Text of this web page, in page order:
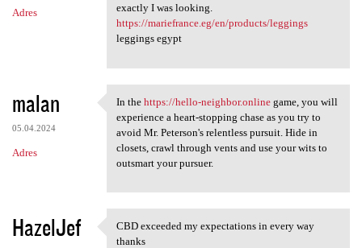
Adres
exactly I was looking.
https://mariefrance.eg/en/products/leggings
leggings egypt
malan
05.04.2024
Adres
In the https://hello-neighbor
In the https://hello-neighbor.onlinegame, you will
experience a heart-stopping chase as you try to
avoid Mr. Peterson's relentless pursuit. Hide in
closets, crawl through vents and use your wits to
outsmart your pursuer.
HazelJef CBD exceeded my expectations
CBD exceeded my expectations in every way
thanks